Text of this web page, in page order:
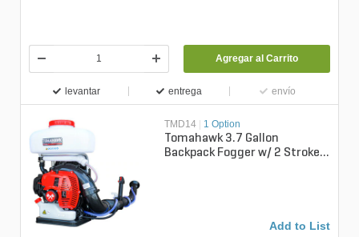
Agregar al Carrito
levantar entrega envío
TMD14 1 Option
Tomahawk 3.7 Gallon
Backpack Fogger w/ 2 Stroke
Add to List